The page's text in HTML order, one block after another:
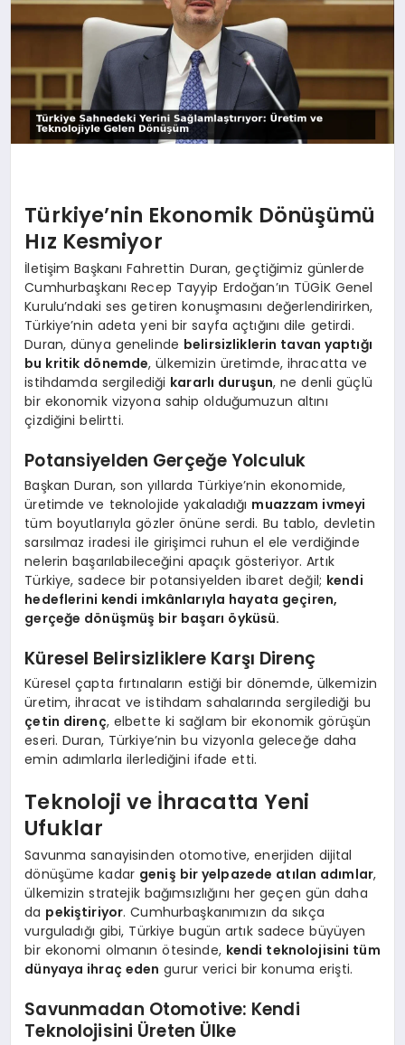
Türkiye’nin Ekonomik Dönüşümü
Hız Kesmiyor
İletişim Başkanı Fahrettin Duran, geçtiğimiz günlerde
Cumhurbaşkanı Recep Tayyip Erdoğan’ın TÜGİK Genel
Kurulu’ndaki ses getiren konuşmasını değerlendirirken,
Türkiye’nin adeta yeni bir sayfa açtığını dile getirdi.
Duran, dünya genelinde belirsizliklerin tavan yaptığı
bu kritik dönemde, ülkemizin üretimde, ihracatta ve
istihdamda sergilediği kararlı duruşun, ne denli güçlü
bir ekonomik vizyona sahip olduğumuzun altını
çizdiğini belirtti.
Potansiyelden Gerçeğe Yolculuk
Başkan Duran, son yıllarda Türkiye’nin ekonomide,
üretimde ve teknolojide yakaladığı muazzam ivmeyi
tüm boyutlarıyla gözler önüne serdi. Bu tablo, devletin
sarsılmaz iradesi ile girişimci ruhun el ele verdiğinde
nelerin başarılabileceğini apaçık gösteriyor. Artık
Türkiye, sadece bir potansiyelden ibaret değil; kendi
hedeflerini kendi imkânlarıyla hayata geçiren,
gerçeğe dönüşmüş bir başarı öyküsü.
Küresel Belirsizliklere Karşı Direnç
Küresel çapta fırtınaların estiği bir dönemde, ülkemizin
üretim, ihracat ve istihdam sahalarında sergilediği bu
çetin direnç, elbette ki sağlam bir ekonomik görüşün
eseri. Duran, Türkiye’nin bu vizyonla geleceğe daha
emin adımlarla ilerlediğini ifade etti.
Teknoloji ve İhracatta Yeni
Ufuklar
Savunma sanayisinden otomotive, enerjiden dijital
dönüşüme kadar geniş bir yelpazede atılan adımlar,
ülkemizin stratejik bağımsızlığını her geçen gün daha
da pekiştiriyor. Cumhurbaşkanımızın da sıkça
vurguladığı gibi, Türkiye bugün artık sadece büyüyen
bir ekonomi olmanın ötesinde, kendi teknolojisini tüm
dünyaya ihraç eden gurur verici bir konuma erişti.
Savunmadan Otomotive: Kendi
Teknolojisini Üreten Ülke